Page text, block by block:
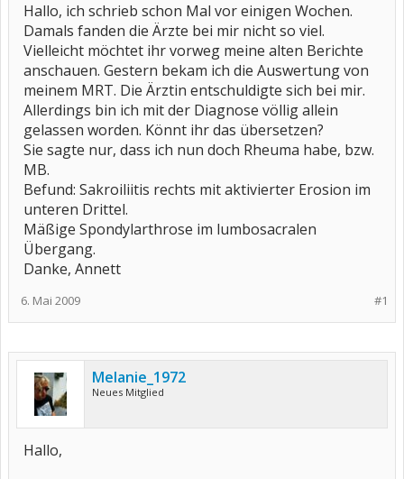
Hallo, ich schrieb schon Mal vor einigen Wochen.
Damals fanden die Ärzte bei mir nicht so viel.
Vielleicht möchtet ihr vorweg meine alten Berichte
anschauen. Gestern bekam ich die Auswertung von
meinem MRT. Die Ärztin entschuldigte sich bei mir.
Allerdings bin ich mit der Diagnose völlig allein
gelassen worden. Könnt ihr das übersetzen?
Sie sagte nur, dass ich nun doch Rheuma habe, bzw.
MB.
Befund: Sakroiliitis rechts mit aktivierter Erosion im
unteren Drittel.
Mäßige Spondylarthrose im lumbosacralen
Übergang.
Danke, Annett
#1
6. Mai 2009
Melanie_1972
Neues Mitglied
Hallo,